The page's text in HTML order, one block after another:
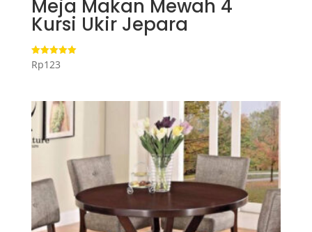
Meja Makan Mewah 4
Kursi Ukir Jepara
Dinilai
5.00
Rp123